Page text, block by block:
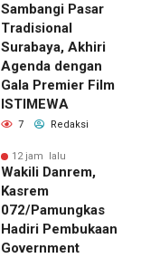
Sambangi Pasar
Tradisional
Surabaya, Akhiri
Agenda dengan
Gala Premier Film
ISTIMEWA
7 Redaksi
12 jam lalu
Wakili Danrem,
Kasrem
072/Pamungkas
Hadiri Pembukaan
Government